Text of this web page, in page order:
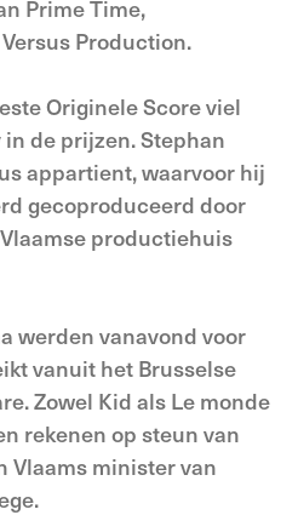
Prime Time,
Production.
Originele Score viel
de prijzen. Stephan
appartient, waarvoor hij
gecoproduceerd door
productiehuis
werden vanavond voor
vanuit het Brusselse
Zowel Kid als Le monde
rekenen op steun van
Vlaams minister van